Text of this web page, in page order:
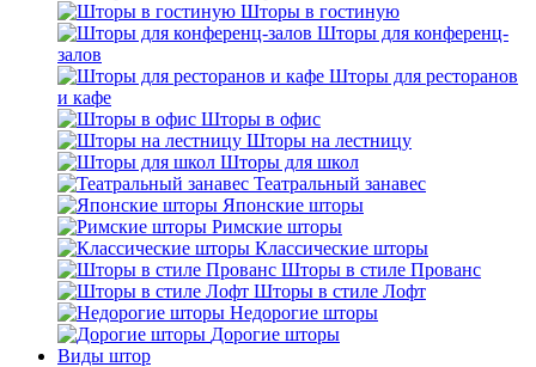
Шторы в гостиную
Шторы для конференц-
залов
Шторы для ресторанов
и кафе
Шторы в офис
Шторы на лестницу
Шторы для школ
Театральный занавес
Японские шторы
Римские шторы
Классические шторы
Шторы в стиле Прованс
Шторы в стиле Лофт
Недорогие шторы
Дорогие шторы
Виды штор